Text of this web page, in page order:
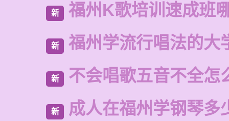
新 福州K歌培训速成班
新 福州学流行唱法的大
新 不会唱歌五音不全怎
新 成人在福州学钢琴多